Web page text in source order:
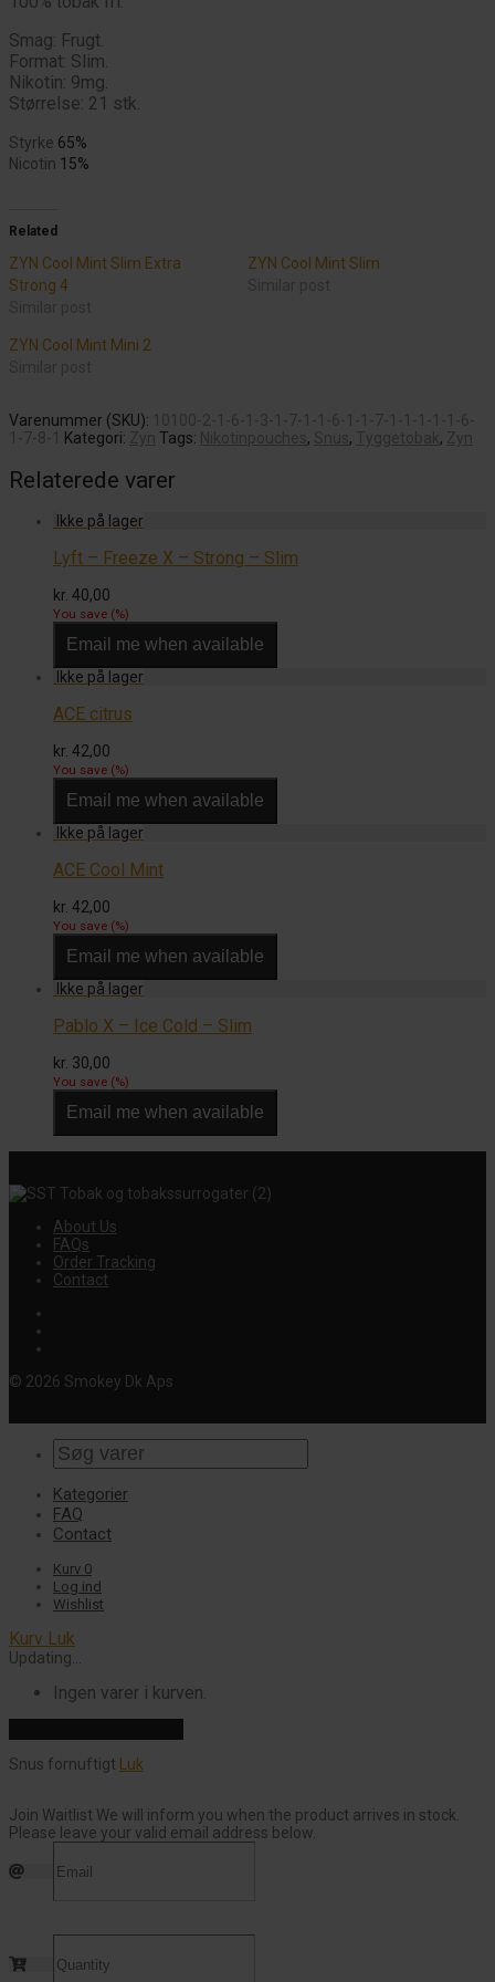
Smag: Frugt.
Format: Slim.
Nikotin: 9mg.
Størrelse: 21 stk.
Styrke 65%
Nicotin 15%
Related
ZYN Cool Mint Slim Extra
Strong 4
ZYN Cool Mint Slim
ZYN Cool Mint Mini 2
Varenummer (SKU):
Kategori: Tags: , , ,
Relaterede varer
Lyft – Freeze X – Strong – Slim
kr. 40,00
You save (%)
Email me when available
ACE citrus
kr. 42,00
You save (%)
Email me when available
ACE Cool Mint
kr. 42,00
You save (%)
Email me when available
Pablo X – Ice Cold – Slim
kr. 30,00
You save (%)
Email me when available
About Us
FAQs
Order Tracking
Contact
© 2026 Smokey Dk Aps
Kategorier
FAQ
Contact
Kurv 0
Log ind
Wishlist
Kurv Luk
Updating…
Ingen varer i kurven.
Snus fornuftigt Luk
Join Waitlist We will inform you when the product arrives in stock.
Please leave your valid email address below.